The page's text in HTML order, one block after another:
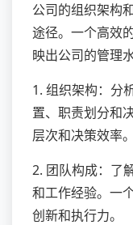
公司的组织架构
途径。一个高效
映出公司的管理
1. 组织架构：分
置、职责划分和
层次和决策效率。
2. 团队构成：了
和工作经验。一
创新和执行力。